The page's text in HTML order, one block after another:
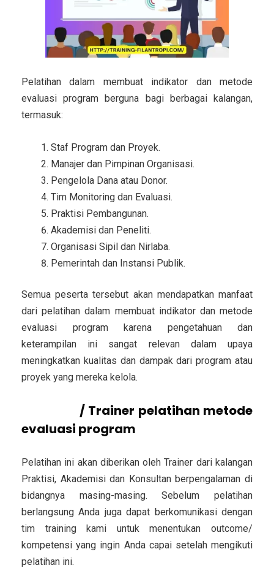
Pelatihan dalam membuat indikator dan metode
evaluasi program berguna bagi berbagai kalangan,
termasuk:
Staf Program dan Proyek.
Manajer dan Pimpinan Organisasi.
Pengelola Dana atau Donor.
Tim Monitoring dan Evaluasi.
Praktisi Pembangunan.
Akademisi dan Peneliti.
Organisasi Sipil dan Nirlaba.
Pemerintah dan Instansi Publik.
Semua peserta tersebut akan mendapatkan manfaat
dari pelatihan dalam membuat indikator dan metode
evaluasi program karena pengetahuan dan
keterampilan ini sangat relevan dalam upaya
meningkatkan kualitas dan dampak dari program atau
proyek yang mereka kelola.
/ Trainer pelatihan metode
evaluasi program
Pelatihan ini akan diberikan oleh Trainer dari kalangan
Praktisi, Akademisi dan Konsultan berpengalaman di
bidangnya masing-masing. Sebelum pelatihan
berlangsung Anda juga dapat berkomunikasi dengan
tim training kami untuk menentukan outcome/
kompetensi yang ingin Anda capai setelah mengikuti
pelatihan ini.